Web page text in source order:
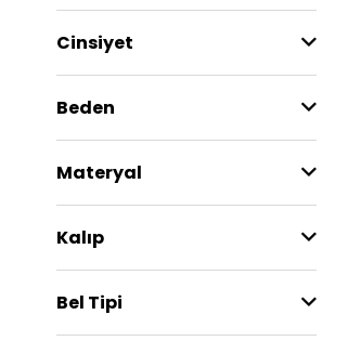
Cinsiyet
Beden
Materyal
Kalıp
Bel Tipi